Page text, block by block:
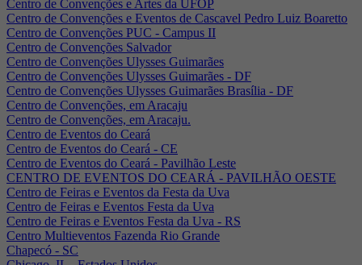
Centro de Convenções e Artes da UFOP
Centro de Convenções e Eventos de Cascavel Pedro Luiz Boaretto
Centro de Convenções PUC - Campus II
Centro de Convenções Salvador
Centro de Convenções Ulysses Guimarães
Centro de Convenções Ulysses Guimarães - DF
Centro de Convenções Ulysses Guimarães Brasília - DF
Centro de Convenções, em Aracaju
Centro de Convenções, em Aracaju.
Centro de Eventos do Ceará
Centro de Eventos do Ceará - CE
Centro de Eventos do Ceará - Pavilhão Leste
CENTRO DE EVENTOS DO CEARÁ - PAVILHÃO OESTE
Centro de Feiras e Eventos da Festa da Uva
Centro de Feiras e Eventos Festa da Uva
Centro de Feiras e Eventos Festa da Uva - RS
Centro Multieventos Fazenda Rio Grande
Chapecó - SC